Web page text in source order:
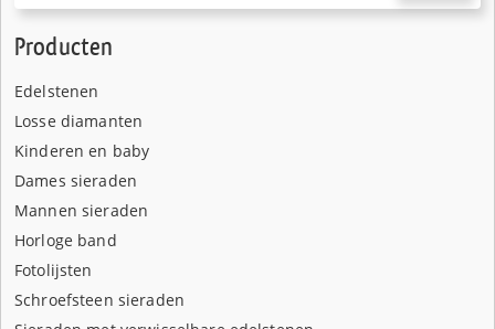
Producten
Edelstenen
Losse diamanten
Kinderen en baby
Dames sieraden
Mannen sieraden
Horloge band
Fotolijsten
Schroefsteen sieraden
€95,00.
is: